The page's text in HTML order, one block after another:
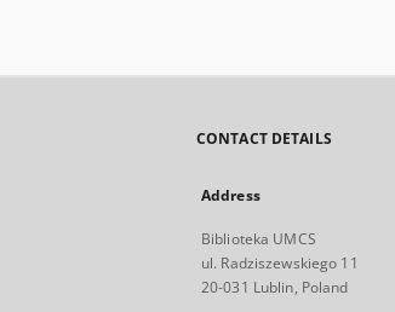
CONTACT DETAILS
Address
Biblioteka UMCS
ul. Radziszewskiego 11
20-031 Lublin, Poland